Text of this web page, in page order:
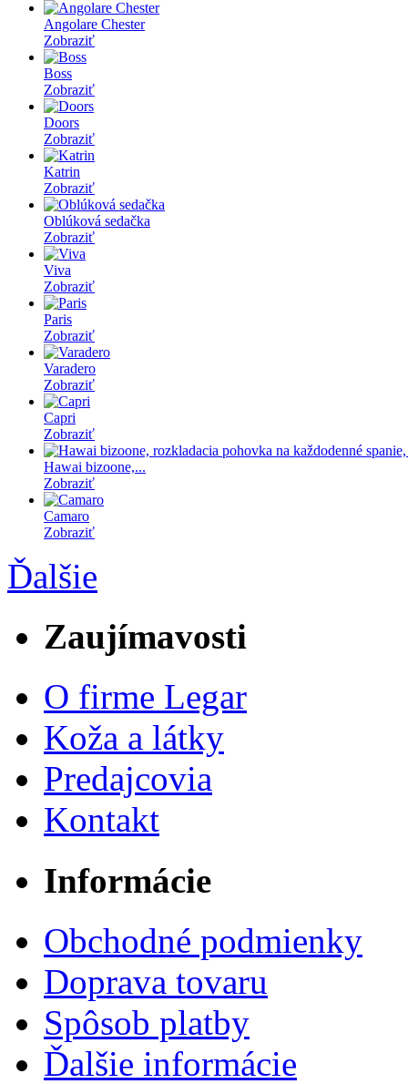
Angolare Chester
Zobraziť
Boss
Zobraziť
Doors
Zobraziť
Katrin
Zobraziť
Oblúková sedačka
Zobraziť
Viva
Zobraziť
Paris
Zobraziť
Varadero
Zobraziť
Capri
Zobraziť
Hawai bizoone,...
Zobraziť
Camaro
Zobraziť
Ďalšie
Zaujímavosti
O firme Legar
Koža a látky
Predajcovia
Kontakt
Informácie
Obchodné podmienky
Doprava tovaru
Spôsob platby
Ďalšie informácie